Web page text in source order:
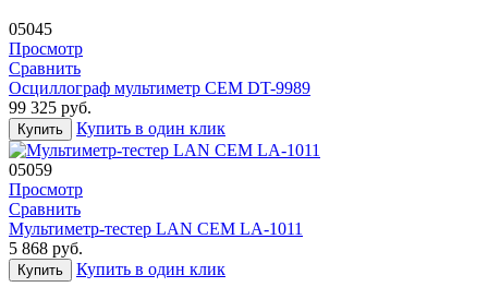
05045
Просмотр
Сравнить
Осциллограф мультиметр CEM DT-9989
99 325 руб.
Купить Купить в один клик
05059
Просмотр
Сравнить
Мультиметр-тестер LAN CEM LA-1011
5 868 руб.
Купить Купить в один клик